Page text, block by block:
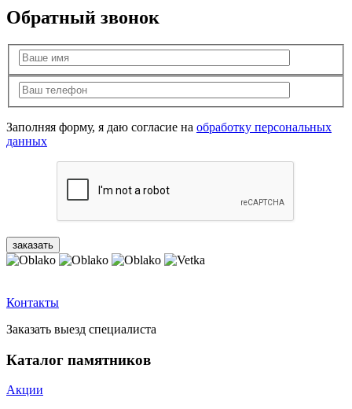
Обратный звонок
Заполняя форму, я даю согласие на обработку персональных
данных
Контакты
Заказать выезд специалиста
Каталог памятников
Акции